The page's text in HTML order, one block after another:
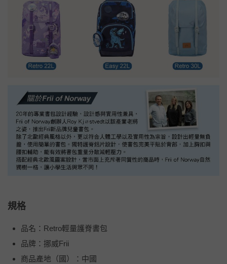
規格
品名：Retro輕量護脊書包
品牌：挪威Frii
商品產地（國）：中國